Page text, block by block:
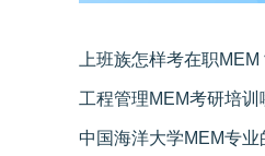
上班族怎样考在职MEM
工程管理MEM考研培训
中国海洋大学MEM专